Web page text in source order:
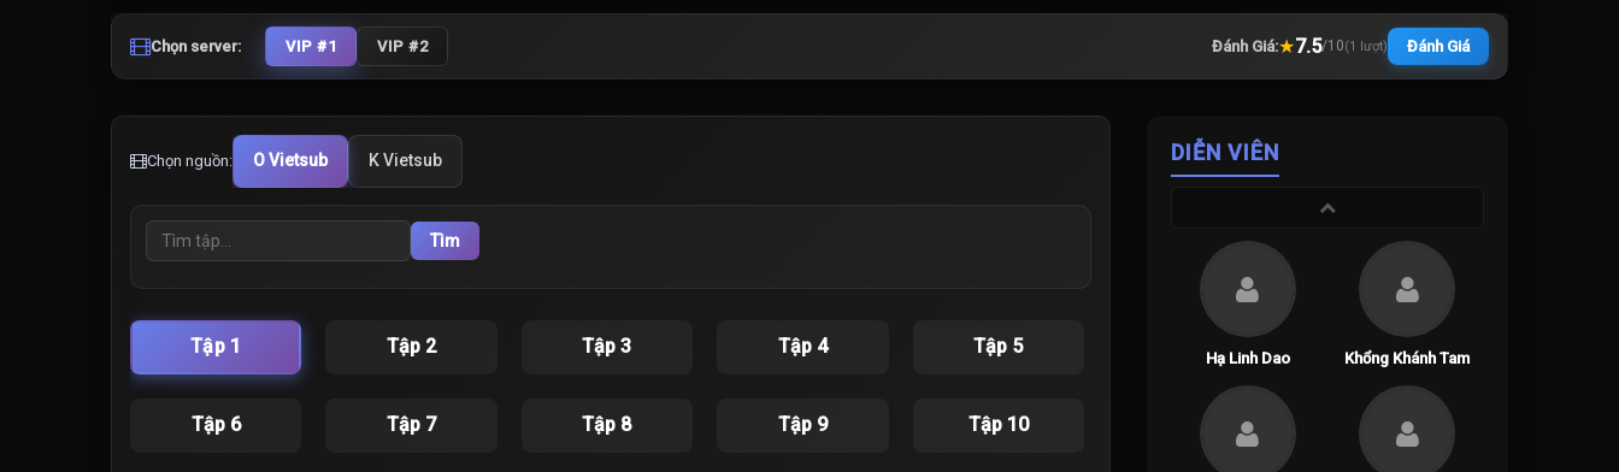
Chọn server: VIP #1 VIP #2 Đánh Giá:★7.5/10(1 lượt) Đánh Giá
Chọn nguồn: O Vietsub K Vietsub
Tìm
Tập 1 Tập 2 Tập 3 Tập 4 Tập 5
Tập 6 Tập 7 Tập 8 Tập 9 Tập 10
DIỄN VIÊN
Hạ Linh Dao Khổng Khánh Tam